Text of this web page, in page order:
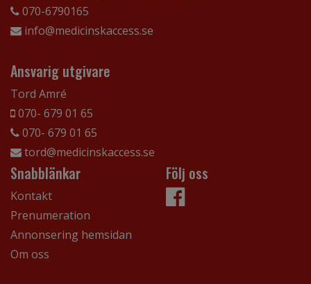
070-6790165
info@medicinskaccess.se
Ansvarig utgivare
Tord Amré
070- 679 01 65
070- 679 01 65
tord@medicinskaccess.se
Snabblänkar
Kontakt
Prenumeration
Annonsering hemsidan
Om oss
Följ oss